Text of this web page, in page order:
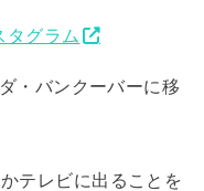
タグラム
・バンクーバーに移
テレビに出ることを